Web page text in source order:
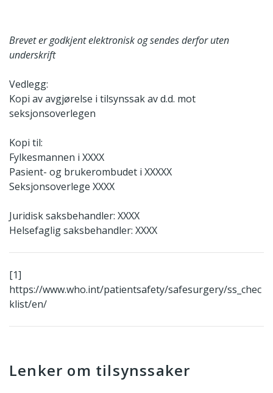
Brevet er godkjent elektronisk og sendes derfor uten
underskrift
Vedlegg:
Kopi av avgjørelse i tilsynssak av d.d. mot
seksjonsoverlegen
Kopi til:
Fylkesmannen i XXXX
Pasient- og brukerombudet i XXXXX
Seksjonsoverlege XXXX
Juridisk saksbehandler: XXXX
Helsefaglig saksbehandler: XXXX
[1]
https://www.who.int/patientsafety/safesurgery/ss_chec
klist/en/
Lenker om tilsynssaker